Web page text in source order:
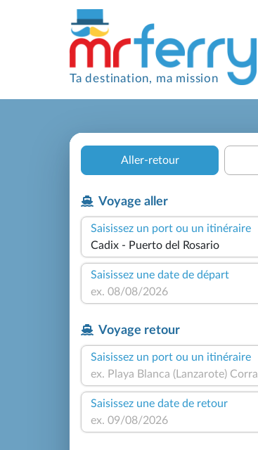
Ta destination, ma mission
Aller-retour
Voyage aller
Saisissez un port ou un itinéraire
Saisissez une date de départ
Voyage retour
Saisissez un port ou un itinéraire
Saisissez une date de retour